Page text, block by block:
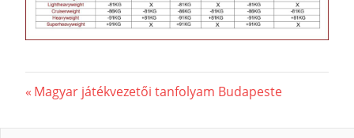
Beitragsnavigation
Vorheriger
Magyar játékvezetői tanfolyam Budapeste